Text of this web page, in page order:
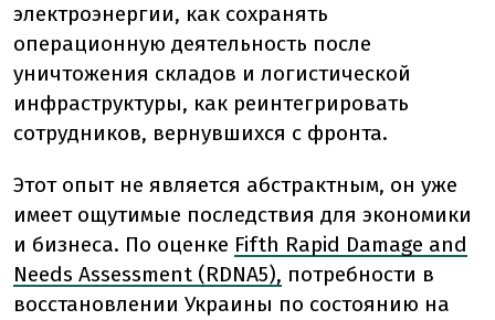
электроэнергии, как сохранять
операционную деятельность после
уничтожения складов и логистической
инфраструктуры, как реинтегрировать
сотрудников, вернувшихся с фронта.
Этот опыт не является абстрактным, он уже
имеет ощутимые последствия для экономики
и бизнеса. По оценке Fifth Rapid Damage and
Needs Assessment (RDNA5), потребности в
восстановлении Украины по состоянию на